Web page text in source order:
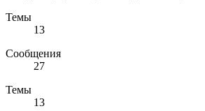
Темы
13
Сообщения
27
Темы
13